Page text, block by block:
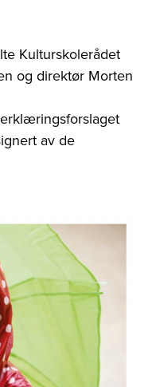
Kulturskolerådet
og direktør Morten
av de